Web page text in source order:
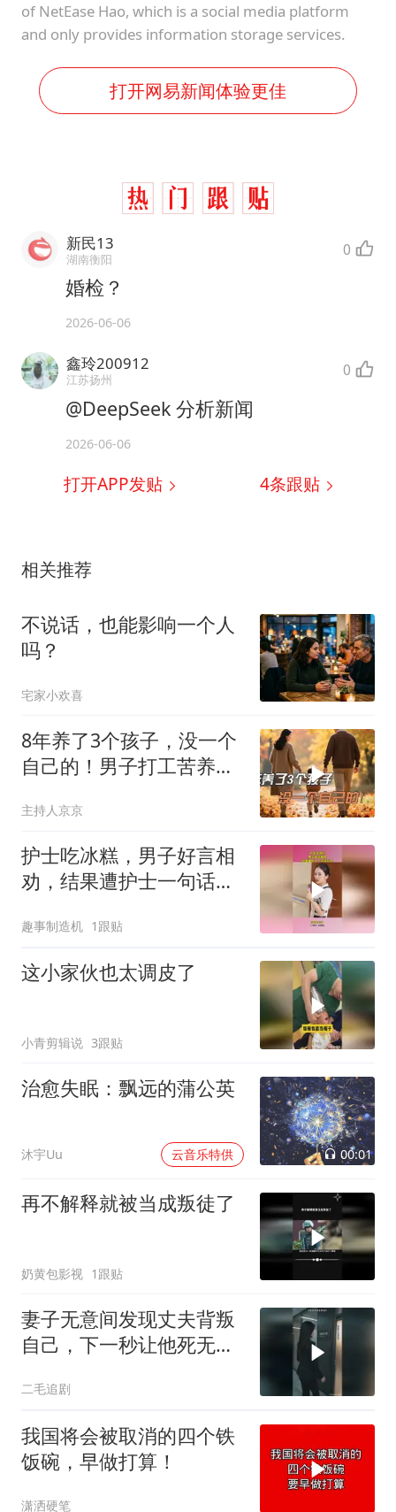
of NetEase Hao, which is a social media platform
and only provides information storage services.
打开网易新闻体验更佳
新民13
湖南衡阳 0
婚检？
2026-06-06
鑫玲200912
江苏扬州 0
@DeepSeek 分析新闻
2026-06-06
打开APP发贴 4条跟贴
相关推荐
不说话，也能影响一个人
吗？
宅家小欢喜
8年养了3个孩子，没一个
自己的！男子打工苦养
主持人京京
护士吃冰糕，男子好言相
劝，结果遭护士一句话反
趣事制造机 1跟贴
这小家伙也太调皮了
小青剪辑说 3跟贴
治愈失眠：飘远的蒲公英
沐宇Uu 云音乐特供 00:01
再不解释就被当成叛徒了
奶黄包影视 1跟贴
妻子无意间发现丈夫背叛
自己，下一秒让他死无葬
二毛追剧
我国将会被取消的四个铁
饭碗，早做打算！
潇洒硬笔